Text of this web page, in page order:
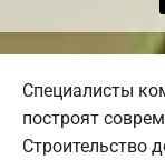
Специалисты
построят
Строительство